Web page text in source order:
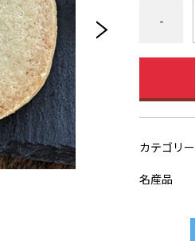
-
カテゴリー
名産品